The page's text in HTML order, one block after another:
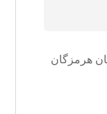
هرمزگان